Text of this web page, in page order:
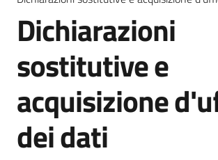
CIVILE
Amministrazione
Menu selezionato
Novità
Servizi
Dichiarazioni
sostitutive e
acquisizione
dei dati